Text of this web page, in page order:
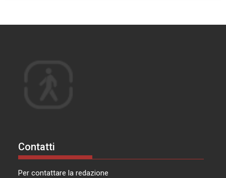
Contatti
Per contattare la redazione